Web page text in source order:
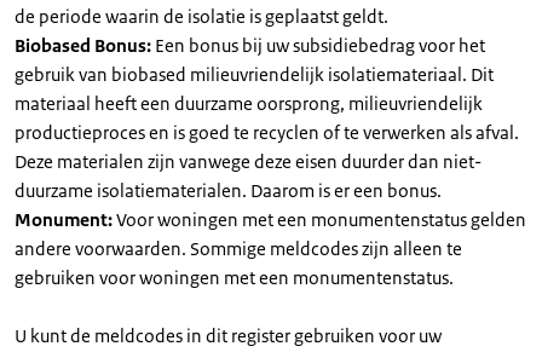
de periode waarin de isolatie is geplaatst geldt.
Biobased Bonus: Een bonus bij uw subsidiebedrag voor het
gebruik van biobased milieuvriendelijk isolatiemateriaal. Dit
materiaal heeft een duurzame oorsprong, milieuvriendelijk
productieproces en is goed te recyclen of te verwerken als afval.
Deze materialen zijn vanwege deze eisen duurder dan niet-
duurzame isolatiematerialen. Daarom is er een bonus.
Monument:Voor woningen met een monumentenstatus gelden
andere voorwaarden. Sommige meldcodes zijn alleen te
gebruiken voor woningen met een monumentenstatus.
U kunt de meldcodes in dit register gebruiken voor uw